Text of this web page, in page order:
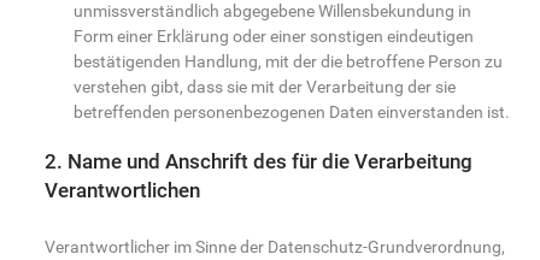
unmissverständlich abgegebene Willensbekundung in
Form einer Erklärung oder einer sonstigen eindeutigen
bestätigenden Handlung, mit der die betroffene Person zu
verstehen gibt, dass sie mit der Verarbeitung der sie
betreffenden personenbezogenen Daten einverstanden ist.
2. Name und Anschrift des für die Verarbeitung
Verantwortlichen
Verantwortlicher im Sinne der Datenschutz-Grundverordnung,